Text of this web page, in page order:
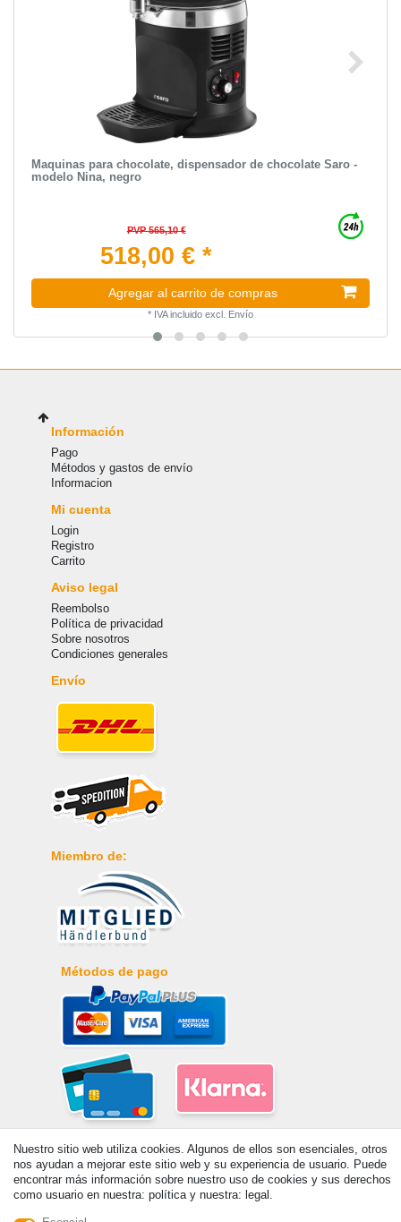
Maquinas para chocolate, dispensador de chocolate Saro -
modelo Nina, negro
PVP 565,10 €
518,00 € *
Agregar al carrito de compras
* IVA incluido excl. Envío
Información
Pago
Métodos y gastos de envío
Informacion
Mi cuenta
Login
Registro
Carrito
Aviso legal
Reembolso
Política de privacidad
Sobre nosotros
Condiciones generales
Envío
Miembro de:
Métodos de pago
Nuestro sitio web utiliza cookies. Algunos de ellos son esenciales, otros
nos ayudan a mejorar este sitio web y su experiencia de usuario. Puede
encontrar más información sobre nuestro uso de cookies y sus derechos
como usuario en nuestra: política y nuestra: legal.